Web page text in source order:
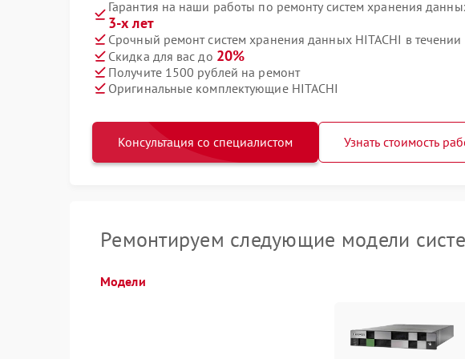
Гарантия на наши работы по ремонту систем хранения
3-х лет
Срочный ремонт систем хранения данных HITACHI в течении
Скидка для вас до 20%
Получите 1500 рублей на ремонт
Оригинальные комплектующие HITACHI
Консультация со специалистом Узнать стоимость
Ремонтируем следующие модели
Модели